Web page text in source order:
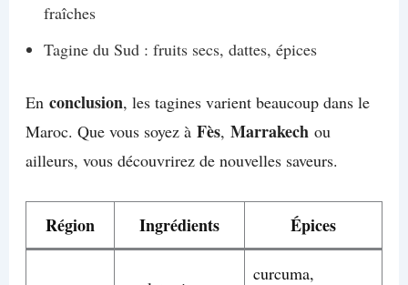
fraîches
Tagine du Sud : fruits secs, dattes, épices
En conclusion, les tagines varient beaucoup dans le
Maroc. Que vous soyez à Fès, Marrakech ou
ailleurs, vous découvrirez de nouvelles saveurs.
Région Ingrédients Épices
curcuma,